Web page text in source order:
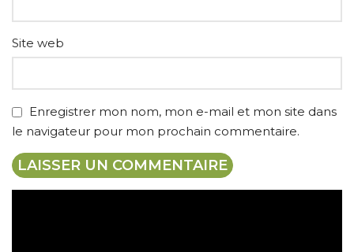
Site web
Enregistrer mon nom, mon e-mail et mon site dans
le navigateur pour mon prochain commentaire.